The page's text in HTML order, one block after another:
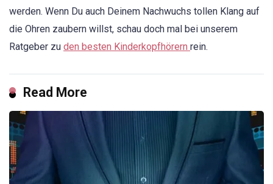
werden. Wenn Du auch Deinem Nachwuchs tollen Klang auf
die Ohren zaubern willst, schau doch mal bei unserem
Ratgeber zu den besten Kinderkopfhörern rein.
Read More